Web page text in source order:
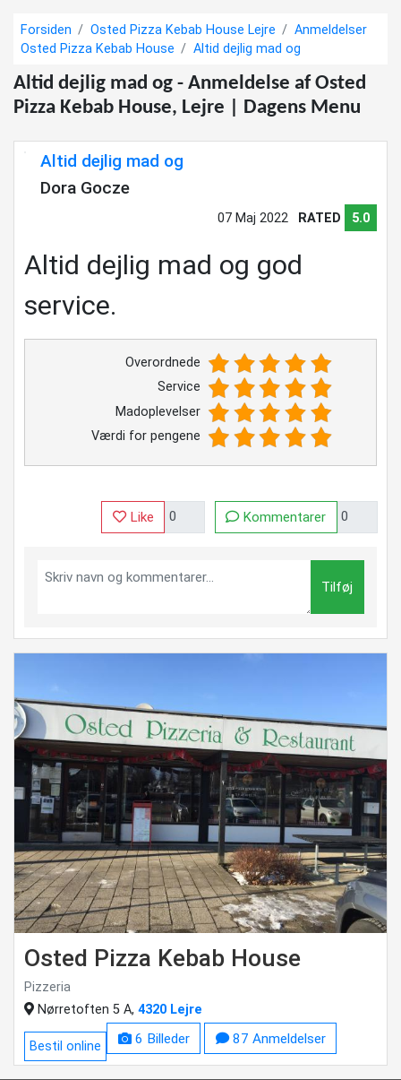
Forsiden Osted Pizza Kebab House Lejre
Anmeldelser
Osted Pizza Kebab House
Altid dejlig mad og
Altid dejlig mad og - Anmeldelse af Osted
Pizza Kebab House, Lejre | Dagens Menu
Altid dejlig mad og
Dora Gocze
07 Maj 2022 RATED 5.0
Altid dejlig mad og god
service.
Overordnede
Service
Madoplevelser
Værdi for pengene
Like Kommentarer
Tilføj
Osted Pizza Kebab House
Pizzeria
Nørretoften 5 A,4320 Lejre
6 Billeder 87 Anmeldelser
Bestil online